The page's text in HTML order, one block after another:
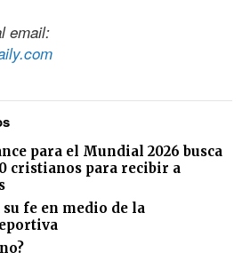
email:
para el Mundial 2026 busca
cristianos para recibir a
fe en medio de la